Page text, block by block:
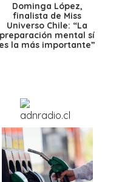
Dominga López,
finalista de Miss
Universo Chile: “La
preparación mental sí
es la más importante”